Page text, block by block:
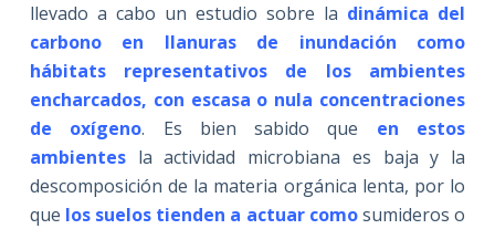
llevado a cabo un estudio sobre la dinámica del
carbono en llanuras de inundación como
hábitats representativos de los ambientes
encharcados, con escasa o nula concentraciones
de oxígeno. Es bien sabido que
en estos
ambientes la actividad microbiana es baja y la
descomposición de la materia orgánica lenta, por lo
que los suelos tienden a actuar comosumideros o